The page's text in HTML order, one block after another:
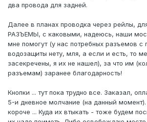
два провода для задней.
Далее в планах проводка через рейлы,
РАЗЪЕМЫ, с каковыми, надеюсь, наши
мне помогут (у нас потребных разъемов с
водозащиты нету, мля, а если и есть, то
засекречены, я их не нашел), за что им
разъемам) заранее благодарность!
Кнопки ... тут пока трудно все. Заказал,
5-и дневное молчание (на данный
короче ... Куда их втыкать - тоже будем